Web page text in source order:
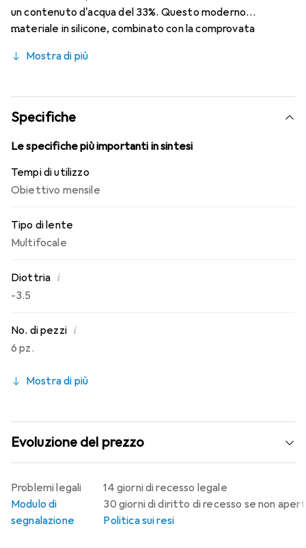
un contenuto d'acqua del 33%. Questo moderno
materiale in silicone, combinato con la comprovata
tecnologia SmartShield, garantisce un'ottimale
un comfort di utilizzo prolungato. Grazie alla tecnologia
Precision Transition Design, è possibile avere una visione
nitida a tutte le distanze.
Mostra di più
Specifiche
Le specifiche più importanti in sintesi
Tempi di utilizzo
Obiettivo mensile
Tipo di lente
Multifocale
Diottria i
-3.5
No. di pezzi i
6 pz.
Mostra di più
Evoluzione del prezzo
14 giorni di recesso legale
30 giorni di diritto di recesso se non
Politica sui resi
Problemi legali
Modulo di
segnalazione